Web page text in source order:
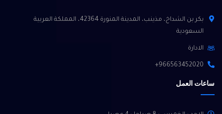
بكر بن الشداخ، مذينب، المدينة المنورة 42364، المملكة العربية
السعودية
الادارة
966563452020+
ساعات العمل